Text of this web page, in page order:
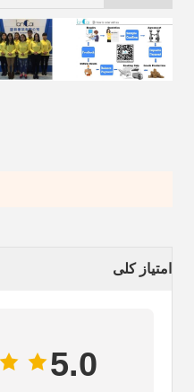
امتیاز کلی
5.0